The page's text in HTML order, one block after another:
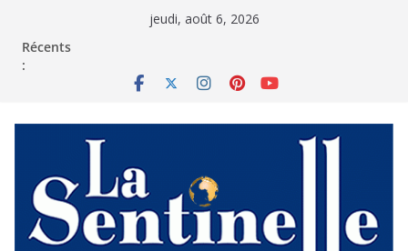
jeudi, août 6, 2026
Récents
: